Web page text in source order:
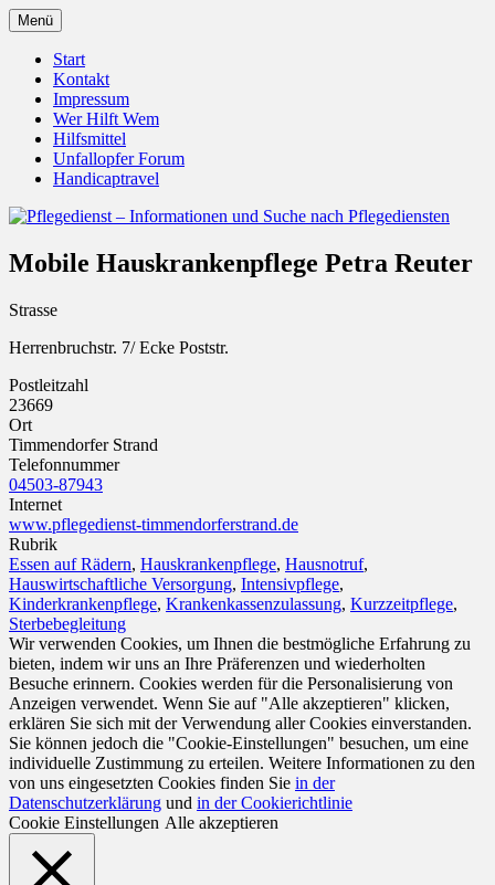
Zum
Inhalt
springen
Pflegedienst – Informationen
und Suche nach Pflegediensten
Unfallopfer – Hilfswerk
Menü
Start
Kontakt
Impressum
Wer Hilft Wem
Hilfsmittel
Unfallopfer Forum
Handicaptravel
Mobile Hauskrankenpflege Petra Reuter
Strasse
Herrenbruchstr. 7/ Ecke Poststr.
Postleitzahl
23669
Ort
Timmendorfer Strand
Telefonnummer
04503-87943
Internet
www.pflegedienst-timmendorferstrand.de
Rubrik
Essen auf Rädern, Hauskrankenpflege, Hausnotruf,
Hauswirtschaftliche Versorgung, Intensivpflege,
Kinderkrankenpflege, Krankenkassenzulassung, Kurzzeitpflege,
Sterbebegleitung
Wir verwenden Cookies, um Ihnen die bestmögliche Erfahrung zu
bieten, indem wir uns an Ihre Präferenzen und wiederholten
Besuche erinnern. Cookies werden für die Personalisierung von
Anzeigen verwendet. Wenn Sie auf "Alle akzeptieren" klicken,
erklären Sie sich mit der Verwendung aller Cookies einverstanden.
Sie können jedoch die "Cookie-Einstellungen" besuchen, um eine
individuelle Zustimmung zu erteilen. Weitere Informationen zu den
von uns eingesetzten Cookies finden Sie in der
Datenschutzerklärung und in der Cookierichtlinie
Cookie Einstellungen Alle akzeptieren